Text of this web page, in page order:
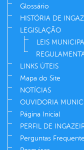
Glossário
HISTÓRIA DE
LEGISLAÇÃO
LEIS
LINKS ÚTEIS
Mapa do Site
NOTÍCIAS
OUVIDORIA
Página Inicial
PERFIL DE
Perguntas